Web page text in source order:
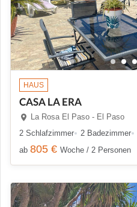
HAUS
CASA LA ERA
La Rosa El Paso - El Paso
2 Schlafzimmer
2 Badezimmer
ab 805 € Woche / 2 Personen